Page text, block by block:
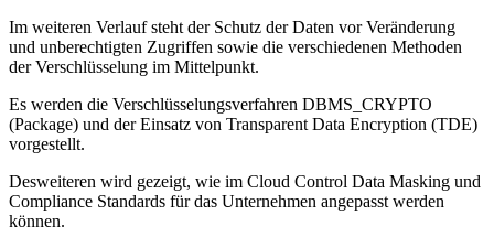
Im weiteren Verlauf steht der Schutz der Daten vor Veränderung
und unberechtigten Zugriffen sowie die verschiedenen Methoden
der Verschlüsselung im Mittelpunkt.
Es werden die Verschlüsselungsverfahren DBMS_CRYPTO
(Package) und der Einsatz von Transparent Data Encryption (TDE)
vorgestellt.
Desweiteren wird gezeigt, wie im Cloud Control Data Masking und
Compliance Standards für das Unternehmen angepasst werden
können.